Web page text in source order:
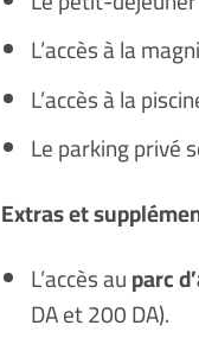
L’accès à la
L’accès à la
Le parking privé
Extras et
L’accès auparc
DA et 200 DA).